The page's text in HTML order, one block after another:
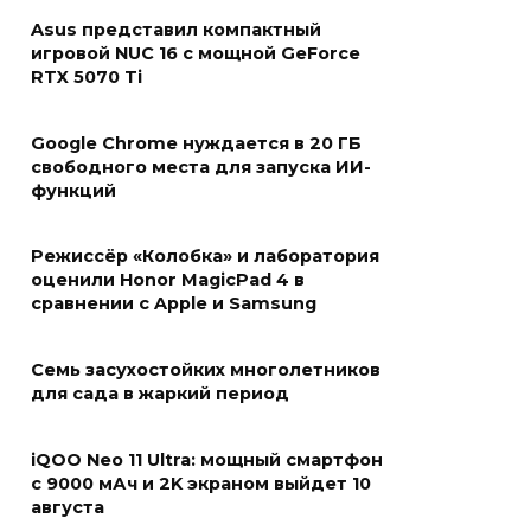
Asus представил компактный
игровой NUC 16 с мощной GeForce
RTX 5070 Ti
Google Chrome нуждается в 20 ГБ
свободного места для запуска ИИ-
функций
Режиссёр «Колобка» и лаборатория
оценили Honor MagicPad 4 в
сравнении с Apple и Samsung
Семь засухостойких многолетников
для сада в жаркий период
iQOO Neo 11 Ultra: мощный смартфон
с 9000 мАч и 2K экраном выйдет 10
августа